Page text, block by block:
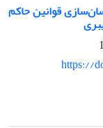
قوانین حاکم
https://